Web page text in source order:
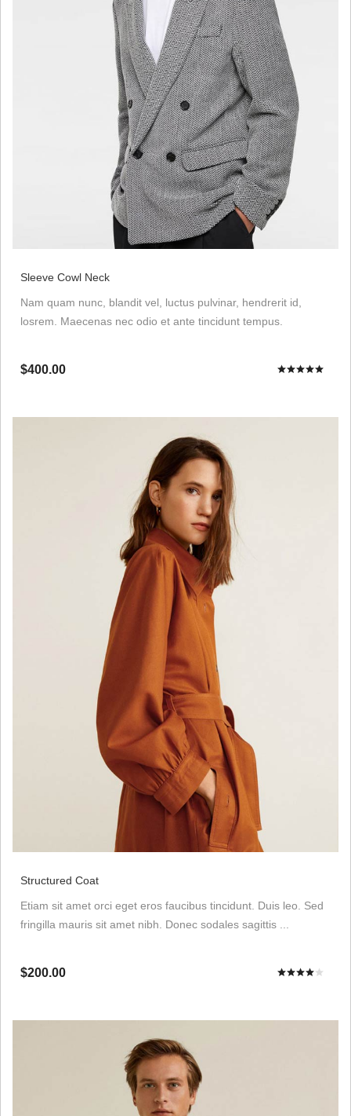
Sleeve Cowl Neck
Nam quam nunc, blandit vel, luctus pulvinar, hendrerit id,
losrem. Maecenas nec odio et ante tincidunt tempus.
$400.00
Structured Coat
Etiam sit amet orci eget eros faucibus tincidunt. Duis leo. Sed
fringilla mauris sit amet nibh. Donec sodales sagittis ...
$200.00